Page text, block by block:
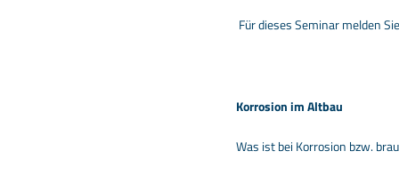
Für dieses Seminar melden
Korrosion im Altbau
Was ist bei Korrosion bzw.